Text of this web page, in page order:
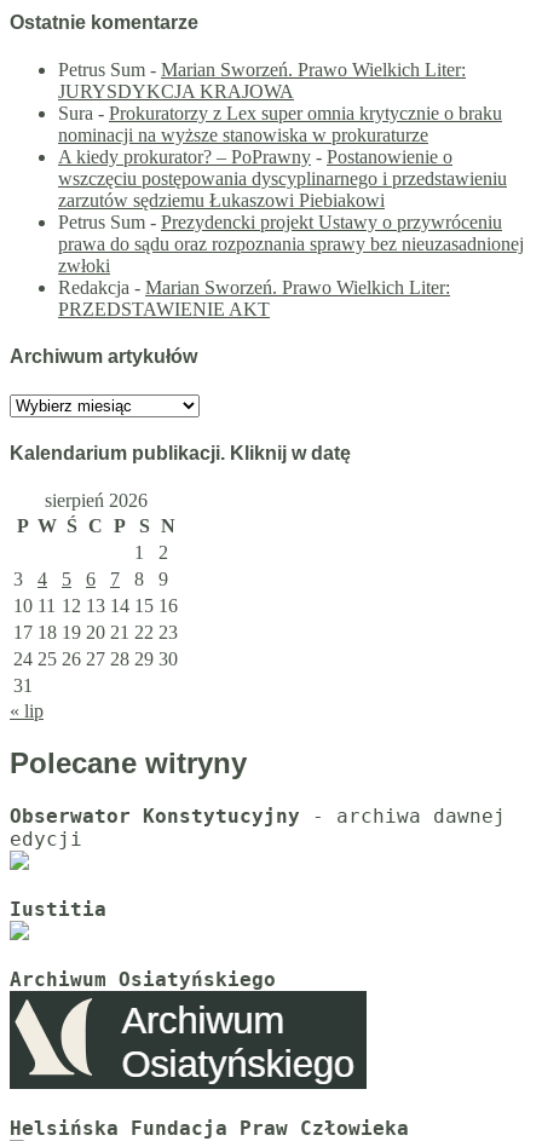
Ostatnie komentarze
Petrus Sum - Marian Sworzeń. Prawo Wielkich Liter:
JURYSDYKCJA KRAJOWA
Sura - Prokuratorzy z Lex super omnia krytycznie o braku
nominacji na wyższe stanowiska w prokuraturze
A kiedy prokurator? – PoPrawny - Postanowienie o
wszczęciu postępowania dyscyplinarnego i przedstawieniu
zarzutów sędziemu Łukaszowi Piebiakowi
Petrus Sum - Prezydencki projekt Ustawy o przywróceniu
prawa do sądu oraz rozpoznania sprawy bez nieuzasadnionej
zwłoki
Redakcja - Marian Sworzeń. Prawo Wielkich Liter:
PRZEDSTAWIENIE AKT
Archiwum artykułów
Archiwum
Kalendarium publikacji. Kliknij w datę
sierpień 2026
P W Ś C P S N
1
2
3
4 5 6 7 8
9
10 11 12 13 14 15 16
17 18 19 20 21 22 23
24 25 26 27 28 29 30
31
« lip
Polecane witryny
Obserwator Konstytucyjny - archiwa dawnej
Iustitia
Archiwum Osiatyńskiego
Helsińska Fundacja Praw Człowieka